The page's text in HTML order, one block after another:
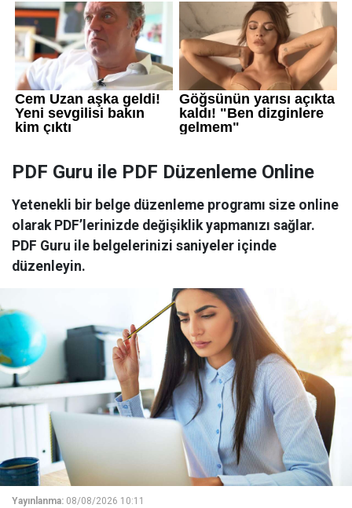
PDF Guru ile PDF Düzenleme Online
Yetenekli bir belge düzenleme programı size online
olarak PDF’lerinizde değişiklik yapmanızı sağlar.
PDF Guru ile belgelerinizi saniyeler içinde
düzenleyin.
Yayınlanma: 08/08/2026 10:11